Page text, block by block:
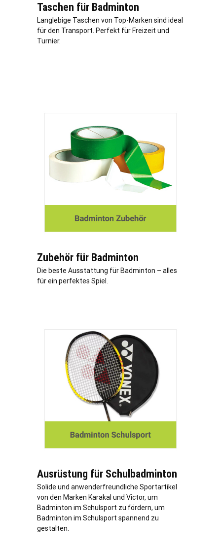
Taschen für Badminton
Langlebige Taschen von Top-Marken sind ideal
für den Transport. Perfekt für Freizeit und
Turnier.
Zubehör für Badminton
Die beste Ausstattung für Badminton – alles
für ein perfektes Spiel.
Ausrüstung für Schulbadminton
Solide und anwenderfreundliche Sportartikel
von den Marken Karakal und Victor, um
Badminton im Schulsport zu fördern, um
Badminton im Schulsport spannend zu
gestalten.